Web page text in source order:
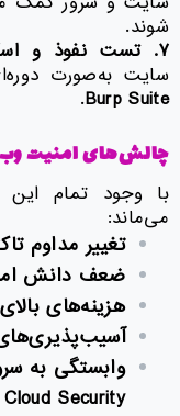
شوند.
۷.تست نفوذ و
سایت به‌صورت
Burp Suite
.
چالش‌های امنیت
با وجود تمام این
می‌ماند:
تغییر مداوم
ضعف دانش
هزینه‌های
وابستگی به
Cloud Security